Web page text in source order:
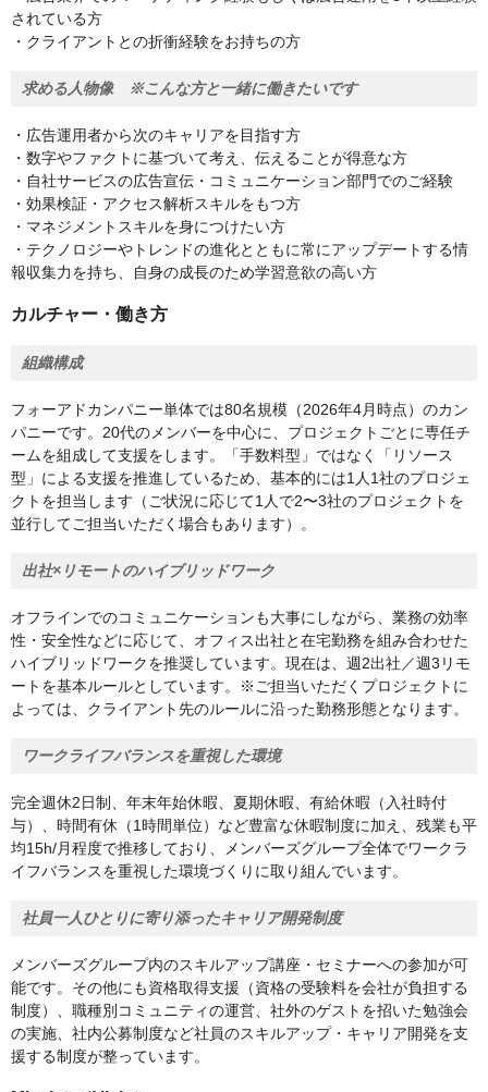
されている方
・クライアントとの折衝経験をお持ちの方
求める人物像 ※こんな方と一緒に働きたいです
・広告運用者から次のキャリアを目指す方
・数字やファクトに基づいて考え、伝えることが得意な方
・自社サービスの広告宣伝・コミュニケーション部門でのご経験
・効果検証・アクセス解析スキルをもつ方
・マネジメントスキルを身につけたい方
・テクノロジーやトレンドの進化とともに常にアップデートする情
報収集力を持ち、自身の成長のため学習意欲の高い方
カルチャー・働き方
組織構成
フォーアドカンパニー単体では80名規模（2026年4月時点）のカン
パニーです。20代のメンバーを中心に、プロジェクトごとに専任チ
ームを組成して支援をします。「手数料型」ではなく「リソース
型」による支援を推進しているため、基本的には1人1社のプロジェ
クトを担当します（ご状況に応じて1人で2〜3社のプロジェクトを
並行してご担当いただく場合もあります）。
出社×リモートのハイブリッドワーク
オフラインでのコミュニケーションも大事にしながら、業務の効率
性・安全性などに応じて、オフィス出社と在宅勤務を組み合わせた
ハイブリッドワークを推奨しています。現在は、週2出社／週3リモ
ートを基本ルールとしています。※ご担当いただくプロジェクトに
よっては、クライアント先のルールに沿った勤務形態となります。
ワークライフバランスを重視した環境
完全週休2日制、年末年始休暇、夏期休暇、有給休暇（入社時付
与）、時間有休（1時間単位）など豊富な休暇制度に加え、残業も平
均15h/月程度で推移しており、メンバーズグループ全体でワークラ
イフバランスを重視した環境づくりに取り組んでいます。
社員一人ひとりに寄り添ったキャリア開発制度
メンバーズグループ内のスキルアップ講座・セミナーへの参加が可
能です。その他にも資格取得支援（資格の受験料を会社が負担する
制度）、職種別コミュニティの運営、社外のゲストを招いた勉強会
の実施、社内公募制度など社員のスキルアップ・キャリア開発を支
援する制度が整っています。